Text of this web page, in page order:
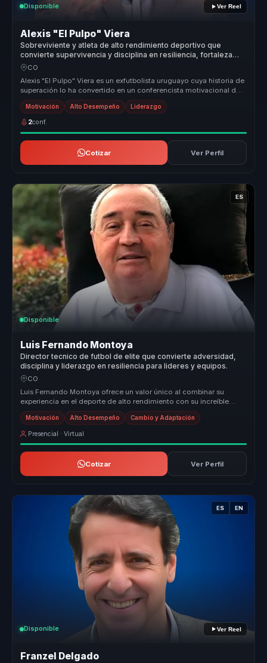
Disponible Ver Reel
Alexis "El Pulpo" Viera
Sobreviviente y atleta de alto rendimiento deportivo que
convierte supervivencia y disciplina en resiliencia, fortaleza
mental y liderazgo para equipos.
CO
Alexis "El Pulpo" Viera es un exfutbolista uruguayo cuya historia de
superación lo ha convertido en un conferencista motivacional de
alto...
Motivación Alto Desempeño Liderazgo
2conf.
Cotizar Ver Perfil
ES
Disponible
Luis Fernando Montoya
Director tecnico de futbol de elite que convierte adversidad,
disciplina y liderazgo en resiliencia para lideres y equipos.
CO
Luis Fernando Montoya ofrece un valor único al combinar su
experiencia en el deporte de alto rendimiento con su increíble
historia de res...
Motivación Alto Desempeño Cambio y Adaptación
Presencial · Virtual
Cotizar Ver Perfil
ES EN
Disponible Ver Reel
Franzel Delgado